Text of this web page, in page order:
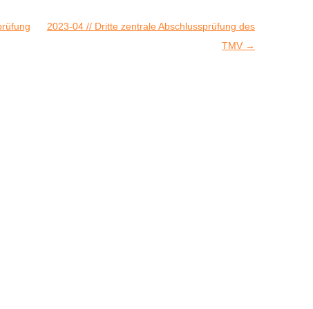
2023-04 // Dritte zentrale Abschlussprüfung des
TMV →